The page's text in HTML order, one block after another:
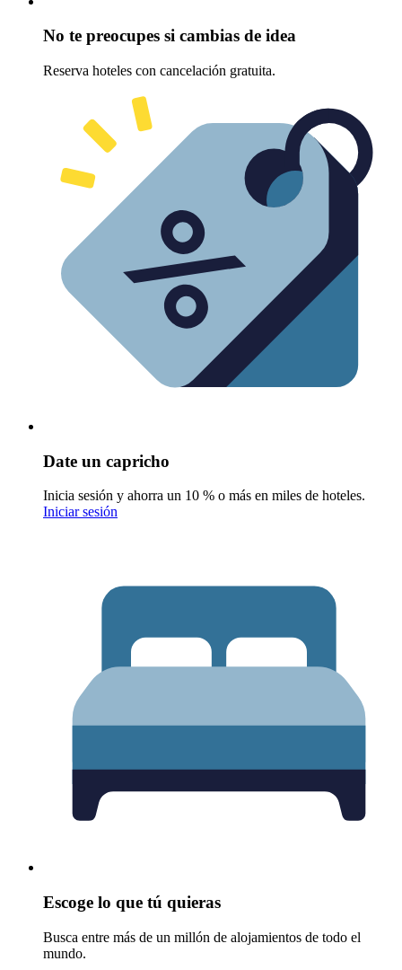
No te preocupes si cambias de idea
Reserva hoteles con cancelación gratuita.
Date un capricho
Inicia sesión y ahorra un 10 % o más en miles de hoteles.
Iniciar sesión
Escoge lo que tú quieras
Busca entre más de un millón de alojamientos de todo el
mundo.